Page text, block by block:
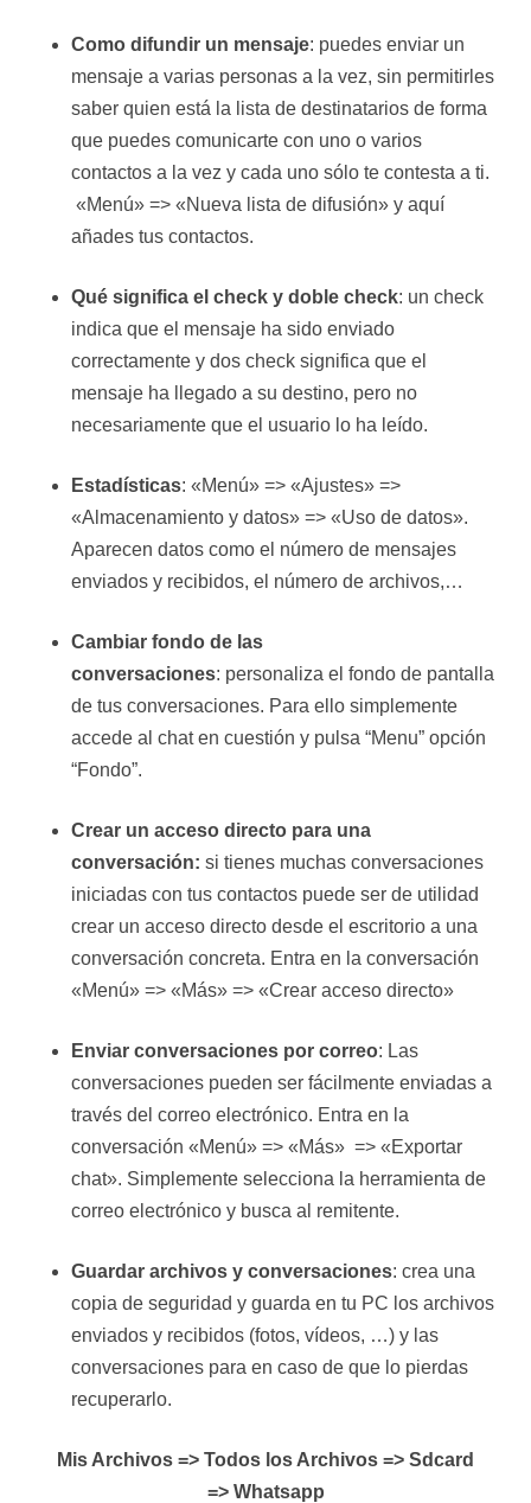
Como difundir un mensaje: puedes enviar un
mensaje a varias personas a la vez, sin permitirles
saber quien está la lista de destinatarios de forma
que puedes comunicarte con uno o varios
contactos a la vez y cada uno sólo te contesta a ti.
«Menú» => «Nueva lista de difusión» y aquí
añades tus contactos.
Qué significa el check y doble check: un check
indica que el mensaje ha sido enviado
correctamente y dos check significa que el
mensaje ha llegado a su destino, pero no
necesariamente que el usuario lo ha leído.
Estadísticas: «Menú» => «Ajustes» =>
«Almacenamiento y datos» => «Uso de datos».
Aparecen datos como el número de mensajes
enviados y recibidos, el número de archivos,…
Cambiar fondo de las
conversaciones: personaliza el fondo de pantalla
de tus conversaciones. Para ello simplemente
accede al chat en cuestión y pulsa “Menu” opción
“Fondo”.
Crear un acceso directo para una
conversación: si tienes muchas conversaciones
iniciadas con tus contactos puede ser de utilidad
crear un acceso directo desde el escritorio a una
conversación concreta. Entra en la conversación
«Menú» => «Más» => «Crear acceso directo»
Enviar conversaciones por correo: Las
conversaciones pueden ser fácilmente enviadas a
través del correo electrónico. Entra en la
conversación «Menú» => «Más» => «Exportar
chat». Simplemente selecciona la herramienta de
correo electrónico y busca al remitente.
Guardar archivos y conversaciones: crea una
copia de seguridad y guarda en tu PC los archivos
enviados y recibidos (fotos, vídeos, …) y las
conversaciones para en caso de que lo pierdas
recuperarlo.
Mis Archivos => Todos los Archivos => Sdcard
=> Whatsapp